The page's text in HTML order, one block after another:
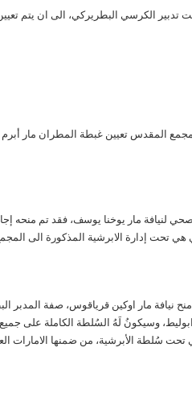
تدبير الكرسي البطريركي، الى ان يتم
المقدس تعيين غبطة المطران مار أبرم
لنيافة مار يوخنا يوسف، فقد تم منحه
هي تحت إدارة الابرشية المذكورة الى
نيافة مار اوكين قرياقوس، صفة المدبر
وسيكونُ لَهُ السُلطة الكاملة على
تحت سُلطة الأبرشية، من ضمنها الامارات